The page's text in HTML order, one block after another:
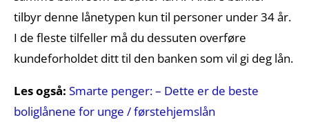
tilbyr denne lånetypen kun til personer under 34 år.
I de fleste tilfeller må du dessuten overføre
kundeforholdet ditt til den banken som vil gi deg lån.
Les også: Smarte penger: – Dette er de beste
boliglånene for unge / førstehjemslån